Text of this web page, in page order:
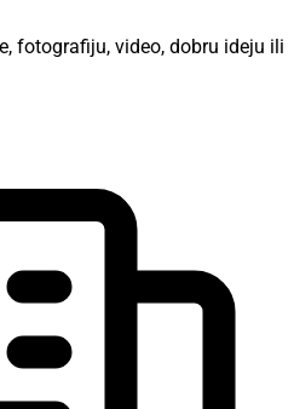
fotografiju, video, dobru ideju ili